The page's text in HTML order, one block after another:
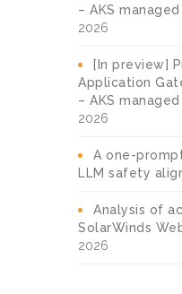
– AKS
2026
[In preview]
Application
– AKS
2026
A one-
LLM safety
Analysis of
SolarWinds
2026